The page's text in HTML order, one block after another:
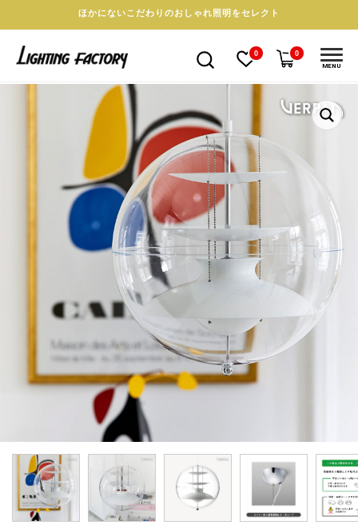
ほかにないこだわりのおしゃれ照明をセレクト
0 0
MENU